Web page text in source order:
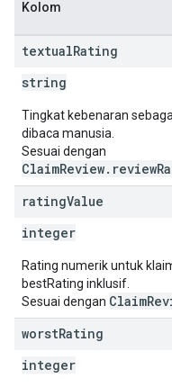
Kolom
textualRating
string
Tingkat kebenaran
dibaca manusia.
Sesuai dengan
ratingValue
integer
Rating numerik untuk
bestRating inklusif.
Sesuai dengan
worstRating
integer